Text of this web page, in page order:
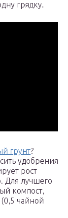
грядку.
грунт?
удобрения
рост
Для лучшего
компост,
чайной